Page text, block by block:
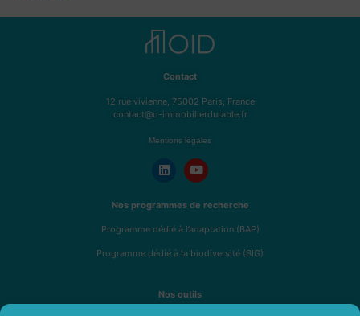
Contact
12 rue vivienne, 75002 Paris, France
contact@o-immobilierdurable.fr
Mentions légales
Nos programmes de recherche
Programme dédié à l’adaptation (BAP)
Programme dédié à la biodiversité (BIG)
Nos outils